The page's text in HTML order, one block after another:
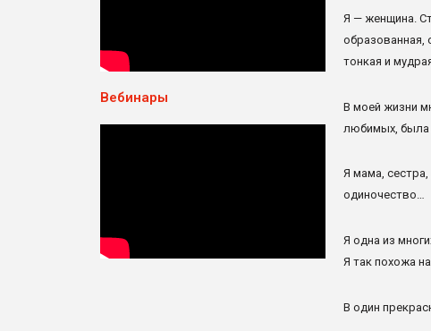
Вебинары
Я — женщина.
тонкая и
В моей жизни
любимых, была
Я мама,
одиночество…
Я одна из
Я так похожа
В один